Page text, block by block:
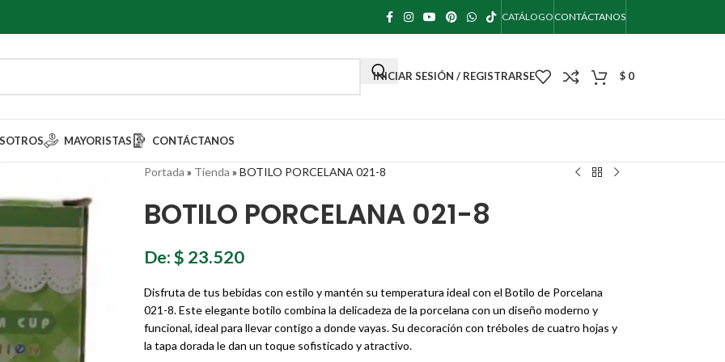
CATÁLOGO CONTÁCTANOS
INICIAR SESIÓN / REGISTRARSE $ 0
MAYORISTAS CONTÁCTANOS
Portada » Tienda » BOTILO PORCELANA 021-8
BOTILO PORCELANA 021-8
De:$ 23.520
Disfruta de tus bebidas con estilo y mantén su temperatura ideal con el Botilo de Porcelana
021-8. Este elegante botilo combina la delicadeza de la porcelana con un diseño moderno y
funcional, ideal para llevar contigo a donde vayas. Su decoración con tréboles de cuatro hojas y
la tapa dorada le dan un toque sofisticado y atractivo.